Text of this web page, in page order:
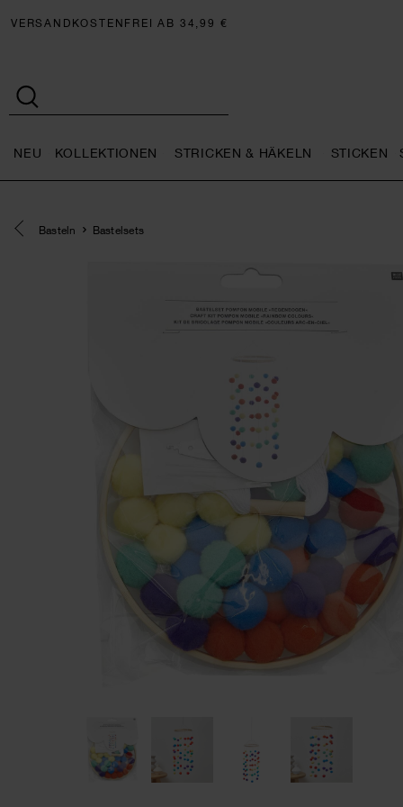
VERSANDKOSTENFREI AB 34,99 €
NEU KOLLEKTIONEN STRICKEN & HÄKELN STICKEN
Eine Kategorie zurück navigieren
Basteln Bastelsets